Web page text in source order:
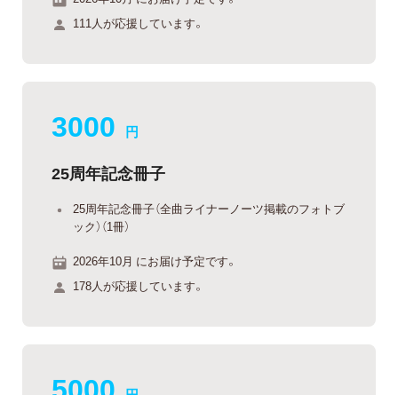
111人が応援しています。
3000 円
25周年記念冊子
25周年記念冊子（全曲ライナーノーツ掲載のフォトブ
ック）（1冊）
2026年10月 にお届け予定です。
178人が応援しています。